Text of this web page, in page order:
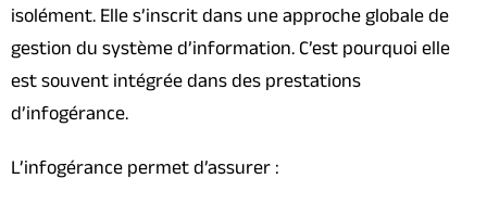
isolément. Elle s’inscrit dans une approche globale de
gestion du système d’information. C’est pourquoi elle
est souvent intégrée dans des prestations
d’infogérance.
L’infogérance permet d’assurer :